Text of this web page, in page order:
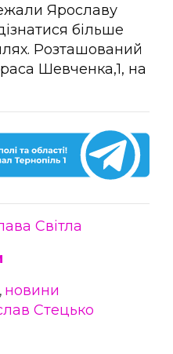
Ярославу
більше
Розташований
Шевченка,1, на
Світла
, новини
Стецько